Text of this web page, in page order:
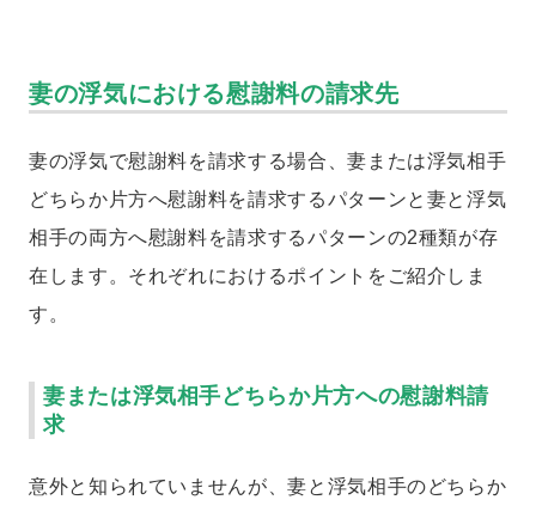
妻の浮気における慰謝料の請求先
妻の浮気で慰謝料を請求する場合、妻または浮気相手
どちらか片方へ慰謝料を請求するパターンと妻と浮気
相手の両方へ慰謝料を請求するパターンの2種類が存
在します。それぞれにおけるポイントをご紹介しま
す。
妻または浮気相手どちらか片方への慰謝料請
求
意外と知られていませんが、妻と浮気相手のどちらか